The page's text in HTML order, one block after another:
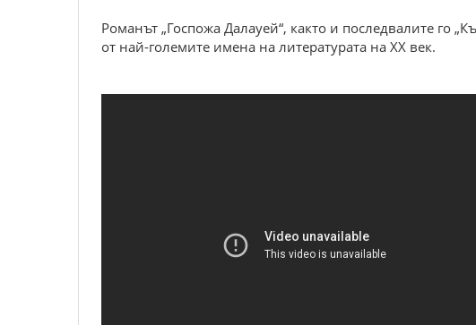
Романът „Госпожа Далауей“, както и последвалите го
от най-големите имена на литературата на ХХ век.